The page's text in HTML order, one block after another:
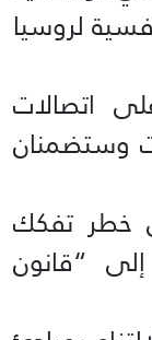
لروسيا
اتصالات
وستضمنان
خطر تفكك
“قانون